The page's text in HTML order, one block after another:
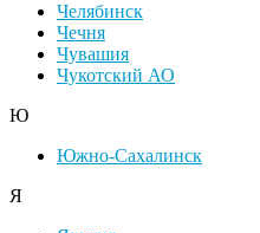
Челябинск
Чечня
Чувашия
Чукотский АО
Ю
Южно-Сахалинск
Я